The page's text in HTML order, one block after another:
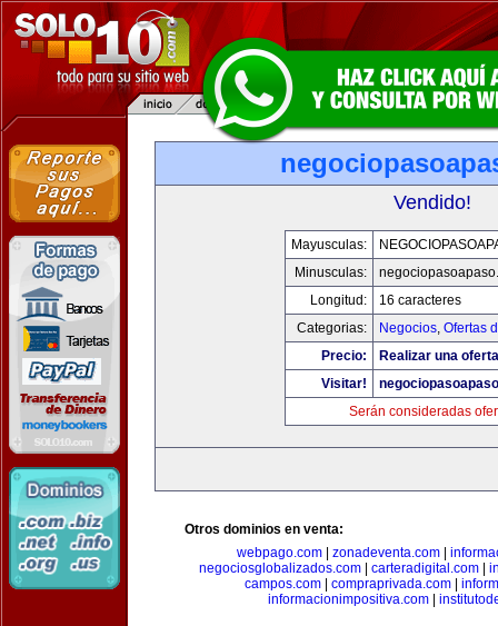
Vendido!
Mayusculas:
Minusculas:
Longitud:
16 caracteres
Categorias:
Negocios, Ofertas
Precio:
Realizar una
Visitar!
Serán consideradas
Otros dominios en venta:
webpago.com
zonadeventa.com
negociosglobalizados.com
carteradigital.com
campos.com
compraprivada.com
informacionimpositiva.com